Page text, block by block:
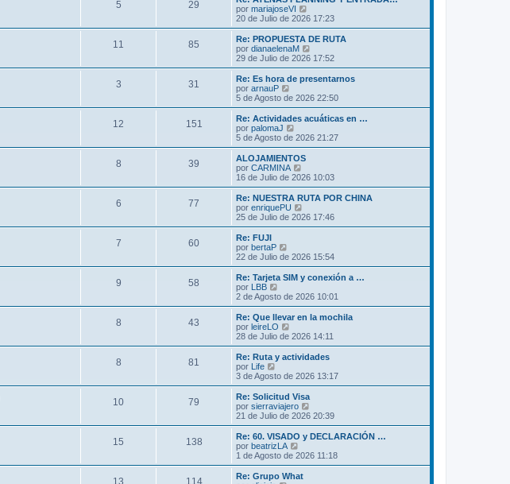
s
a
j
e
o
m
e
s
a
j
e
l
t
m
o
m
e
s
j
e
5 29
por mariajoseVI
e
r
ú
l
t
o
m
e
s
j
e
20 de Julio de 2026 17:23
11 85
Re: PROPUESTA DE RUTA
por dianaelenaM
e
r
ú
t
o
m
e
e
29 de Julio de 2026 17:52
3 31
Re: Es hora de presentarnos
por arnauP
e
r
ú
l
t
m
o
m
e
s
a
j
e
5 de Agosto de 2026 22:50
12 151
Re: Actividades acuáticas en …
por palomaJ
e
r
ú
l
t
m
o
m
e
j
e
5 de Agosto de 2026 21:27
8 39
ALOJAMIENTOS
por CARMINA
e
r
ú
t
m
e
s
j
e
16 de Julio de 2026 10:03
6 77
Re: NUESTRA RUTA POR CHINA
por enriquePU
e
r
t
o
m
e
s
j
e
25 de Julio de 2026 17:46
7 60
Re: FUJI
por bertaP
e
r
ú
t
o
m
e
s
j
e
22 de Julio de 2026 15:54
9 58
Re: Tarjeta SIM y conexión a …
por LBB
e
r
ú
t
o
e
s
a
j
e
2 de Agosto de 2026 10:01
8 43
Re: Que llevar en la mochila
por leireLO
e
r
ú
t
m
o
m
e
s
a
j
e
28 de Julio de 2026 14:11
8 81
Re: Ruta y actividades
por Life
e
r
ú
l
t
m
o
m
e
s
3 de Agosto de 2026 13:17
10 79
Re: Solicitud Visa
por sierraviajero
e
r
ú
t
21 de Julio de 2026 20:39
15 138
Re: 60. VISADO y DECLARACIÓN …
por beatrizLA
e
r
ú
1 de Agosto de 2026 11:18
13 114
Re: Grupo What